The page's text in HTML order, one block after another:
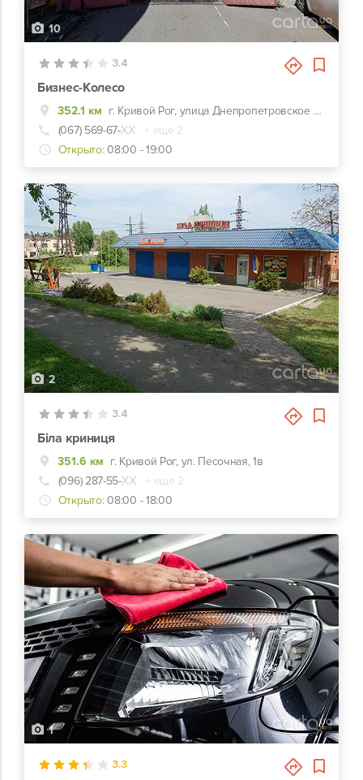
10
3.4
Бизнес-Колесо
352.1 км
г. Кривой Рог, улица Днепропетровское шоссе, 17б
(067) 569-67-ХХ
+ еще 2
Открыто: 08:00 - 19:00
2
3.4
Біла криниця
351.6 км г. Кривой Рог, ул. Песочная, 1в
(096) 287-55-ХХ
+ еще 2
Открыто: 08:00 - 18:00
1
3.3